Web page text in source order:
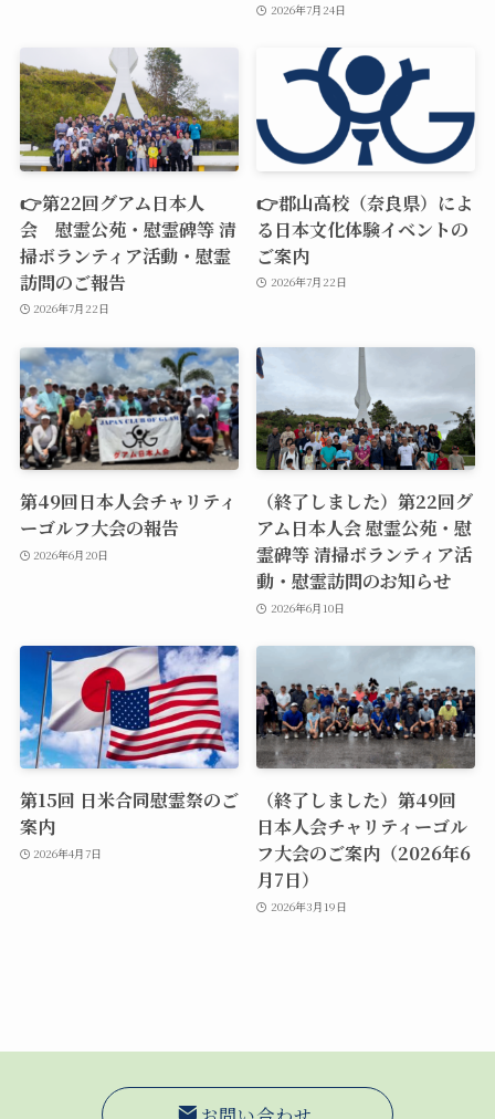
2026年7月24日
👉第22回グアム日本人
会 慰霊公苑・慰霊碑等 清
掃ボランティア活動・慰霊
訪問のご報告
2026年7月22日
👉郡山高校（奈良県）によ
る日本文化体験イベントの
ご案内
2026年7月22日
第49回日本人会チャリティ
ーゴルフ大会の報告
2026年6月20日
（終了しました）第22回グ
アム日本人会 慰霊公苑・慰
霊碑等 清掃ボランティア活
動・慰霊訪問のお知らせ
2026年6月10日
第15回 日米合同慰霊祭のご
案内
2026年4月7日
（終了しました）第49回
日本人会チャリティーゴル
フ大会のご案内（2026年6
月7日）
2026年3月19日